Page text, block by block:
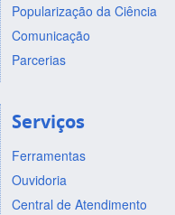
Popularização da Ciência
Comunicação
Parcerias
Serviços
Ferramentas
Ouvidoria
Central de Atendimento